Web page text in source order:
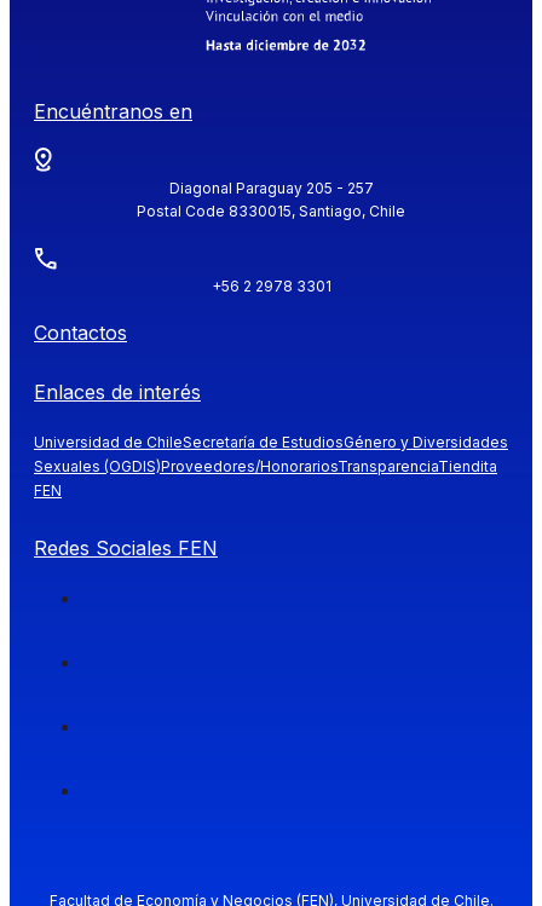
Encuéntranos en
Diagonal Paraguay 205 - 257
Postal Code 8330015, Santiago, Chile
+56 2 2978 3301
Contactos
Enlaces de interés
Universidad de ChileSecretaría de EstudiosGénero y Diversidades
Sexuales (OGDIS)Proveedores/HonorariosTransparenciaTiendita
FEN
Redes Sociales FEN
Facultad de Economía y Negocios (FEN), Universidad de Chile.